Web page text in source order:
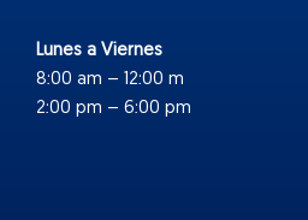
Lunes a Viernes
8:00 am – 12:00 m
2:00 pm – 6:00 pm